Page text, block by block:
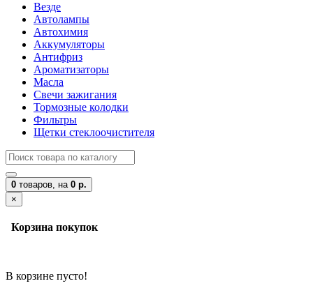
Везде
Автолампы
Автохимия
Аккумуляторы
Антифриз
Ароматизаторы
Масла
Свечи зажигания
Тормозные колодки
Фильтры
Щетки стеклоочистителя
0 товаров, на 0 р.
×
Корзина покупок
В корзине пусто!